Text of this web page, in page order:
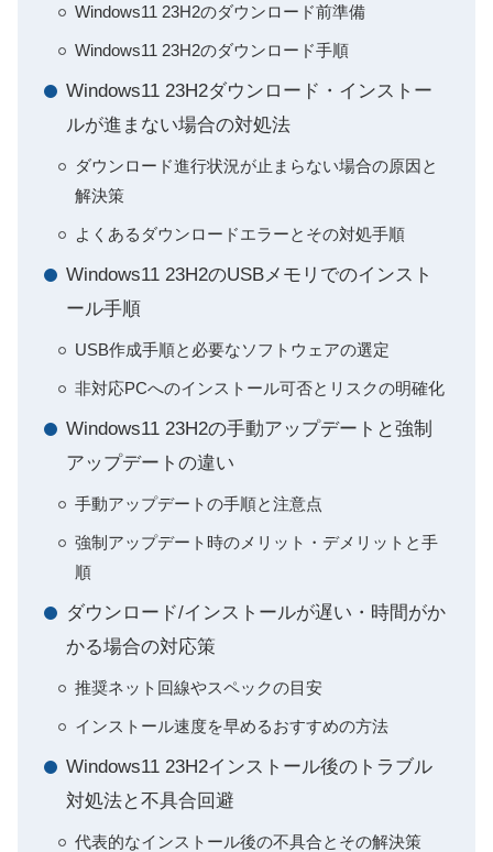
Windows11 23H2のダウンロード前準備
Windows11 23H2のダウンロード手順
Windows11 23H2ダウンロード・インストー
ルが進まない場合の対処法
ダウンロード進行状況が止まらない場合の原因と
解決策
よくあるダウンロードエラーとその対処手順
Windows11 23H2のUSBメモリでのインスト
ール手順
USB作成手順と必要なソフトウェアの選定
非対応PCへのインストール可否とリスクの明確化
Windows11 23H2の手動アップデートと強制
アップデートの違い
手動アップデートの手順と注意点
強制アップデート時のメリット・デメリットと手
順
ダウンロード/インストールが遅い・時間がか
かる場合の対応策
推奨ネット回線やスペックの目安
インストール速度を早めるおすすめの方法
Windows11 23H2インストール後のトラブル
対処法と不具合回避
代表的なインストール後の不具合とその解決策